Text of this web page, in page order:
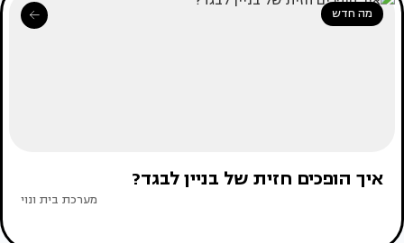
מה חדש
איך הופכים חזית של בניין לבגד?
מערכת בית ונוי